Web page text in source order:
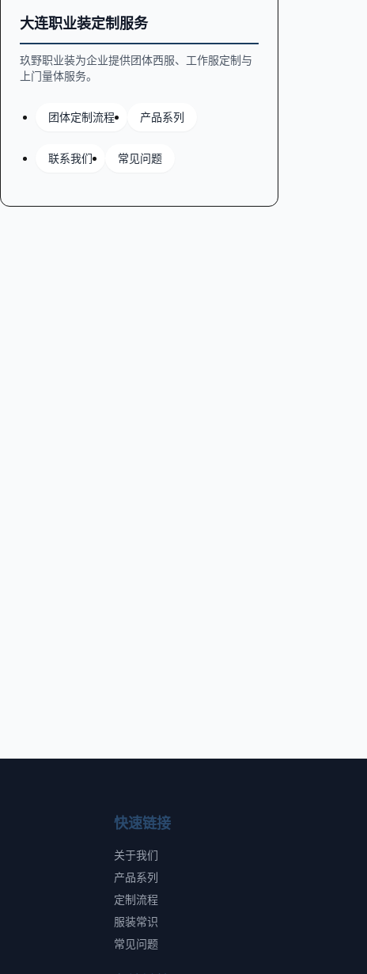
大连职业装定制服务
玖野职业装为企业提供团体西服、工作服定制与
上门量体服务。
团体定制流程 产品系列
联系我们 常见问题
快速链接
关于我们
产品系列
定制流程
服装常识
常见问题